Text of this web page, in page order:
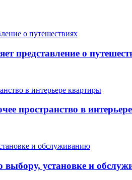
представление о
пространство в
выбору, установке и